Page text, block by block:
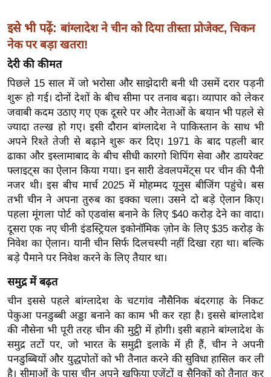
e
a
k
i
n
g
N
e
w
s
ला
इ
फ
स्टा
इ
टे
क्नॉ
लॉ
जी
ब्यू
टी
इसे भी पढ़ें: बांग्लादेश ने चीन को दिया तीस्ता प्रोजेक्ट, चिकन
नेक पर बड़ा खतरा!
देरी की कीमत
पिछले 15 साल में जो भरोसा और साझेदारी बनी थी उसमें दरार पड़नी
शुरू हो गई। दोनों देशों के बीच सीमा पर तनाव बढ़ा। व्यापार को लेकर
जवाबी कदम उठाए गए एक दूसरे पर और नेताओं के बयान भी पहले से
ज्यादा तल्ख हो गए। इसी दौरान बांग्लादेश ने पाकिस्तान के साथ भी
अपने रिश्ते तेजी से बढ़ाने शुरू कर दिए। 1971 के बाद पहली बार
ढाका और इस्लामाबाद के बीच सीधी कारगो शिपिंग सेवा और डायरेक्ट
फ्लाइट्स का ऐलान किया गया। इन सारी डेवलपमेंट्स पर चीन की पैनी
नजर थी। इस बीच मार्च 2025 में मोहम्मद यूनुस बीजिंग पहुंचे। बस
तभी चीन ने अपना तुरुब का इक्का चला। उसने दो बड़े ऐलान किए।
पहला मूंगला पोर्ट को एडवांस बनाने के लिए $40 करोड़ देने का वादा।
दूसरा एक नए चीनी इंडस्ट्रियल इकोनॉमिक ज़ोन के लिए $35 करोड़ के
निवेश का ऐलान। यानी चीन सिर्फ दिलचस्पी नहीं दिखा रहा था। बल्कि
बड़े पैमाने पर निवेश करने के लिए तैयार था।
समुद्र में बढ़त
चीन इससे पहले बांग्लादेश के चटगांव नौसैनिक बंदरगाह के निकट
पेकुआ पनडुब्बी अड्डा बनाने का काम भी कर रहा है। इससे बांग्लादेश
की नौसेना भी पूरी तरह चीन की मुट्ठी में होगी। इसी बहाने बांग्लादेश के
समुद्र तटों पर, जो भारत के समुद्री इलाके में ही हैं, चीन ने अपनी
पनडुब्बियों और युद्धपोतों को भी तैनात करने की सुविधा हासिल कर ली
है। सीमाओं के पास चीन अपने खुफिया एजेंटों व सैनिकों को तैनात कर